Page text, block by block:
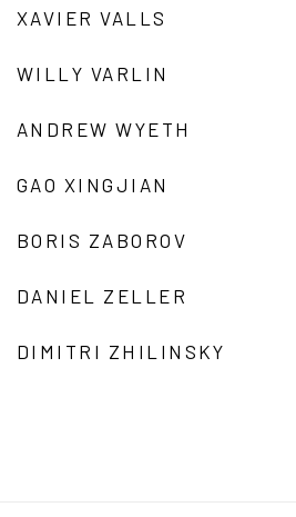
XAVIER VALLS
WILLY VARLIN
ANDREW WYETH
GAO XINGJIAN
BORIS ZABOROV
DANIEL ZELLER
DIMITRI ZHILINSKY